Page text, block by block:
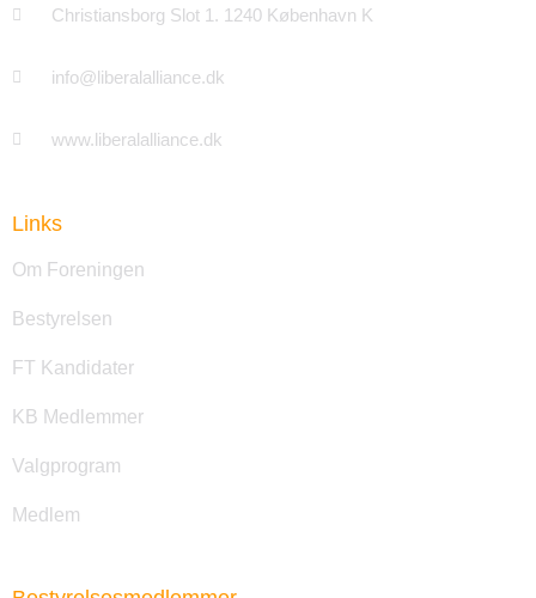
Christiansborg Slot 1. 1240 København K
info@liberalalliance.dk
www.liberalalliance.dk
Links
Om Foreningen
Bestyrelsen
FT Kandidater
KB Medlemmer
Valgprogram
Medlem